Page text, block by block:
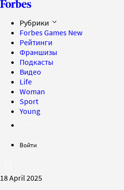
Рубрики
Forbes Games New
Рейтинги
Франшизы
Подкасты
Видео
Life
Woman
Sport
Young
Войти
18 April 2025